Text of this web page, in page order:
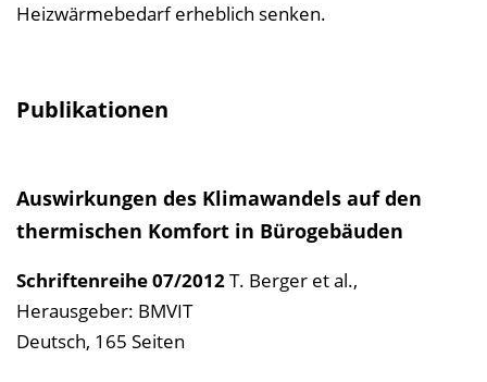
Heizwärmebedarf erheblich senken.
Publikationen
Auswirkungen des Klimawandels auf den
thermischen Komfort in Bürogebäuden
Schriftenreihe07/2012T. Berger et al.,
Herausgeber: BMVIT
Deutsch, 165 Seiten